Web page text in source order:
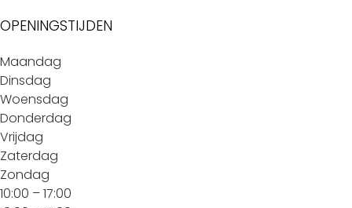
OPENINGSTIJDEN
Maandag
Dinsdag
Woensdag
Donderdag
Vrijdag
Zaterdag
Zondag
10:00 – 17:00